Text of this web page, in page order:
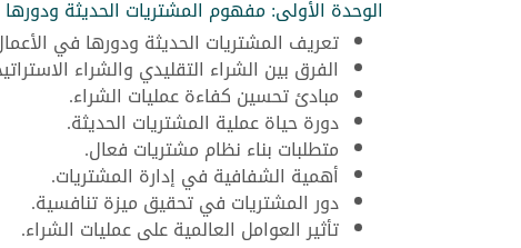
الوحدة الأولى: مفهوم المشتريات الحديثة ودورها
تعريف المشتريات الحديثة ودورها في
الفرق بين الشراء التقليدي والشراء
مبادئ تحسين كفاءة عمليات الشراء.
دورة حياة عملية المشتريات الحديثة.
متطلبات بناء نظام مشتريات فعال.
أهمية الشفافية في إدارة المشتريات.
دور المشتريات في تحقيق ميزة تنافسية.
تأثير العوامل العالمية على عمليات الشراء.